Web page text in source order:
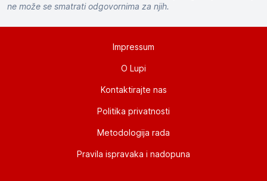
ne može se smatrati odgovornima za njih.
Impressum
O Lupi
Kontaktirajte nas
Politika privatnosti
Metodologija rada
Pravila ispravaka i nadopuna